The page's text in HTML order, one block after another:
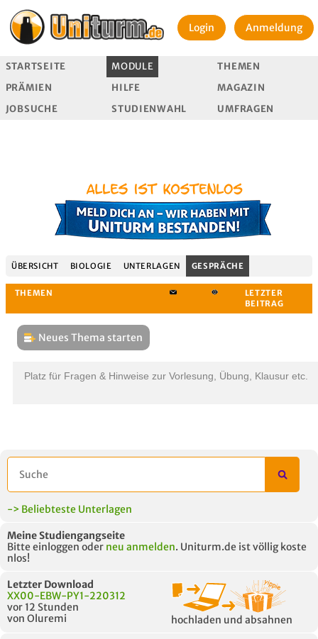
Login Anmeldung
STARTSEITE MODULE
THEMEN
PRÄMIEN
HILFE
MAGAZIN
JOBSUCHE
STUDIENWAHL UMFRAGEN
ÜBERSICHT BIOLOGIE UNTERLAGEN GESPRÄCHE
Neues Thema starten
Platz für Fragen & Hinweise zur Vorlesung, Übung, Klausur etc.
-> Beliebteste Unterlagen
Meine Studiengangseite
Bitte einloggen oder neu anmelden. Uniturm.de ist völlig koste
nlos!
Letzter Download
XX00-EBW-PY1-220312
vor 12 Stunden
von Oluremi
hochladen und absahnen